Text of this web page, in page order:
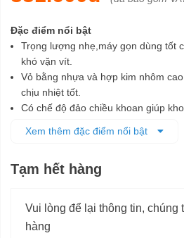
Đặc điểm nổi bật
Trọng lượng nhẹ,máy gọn dùng tốt
khó vặn vít.
Vỏ bằng nhựa và hợp kim nhôm
chịu nhiệt tốt.
Có chế độ đảo chiều khoan giúp
Xem thêm đặc điểm nổi bật
Tạm hết hàng
Vui lòng để lại thông tin, chúng
hàng